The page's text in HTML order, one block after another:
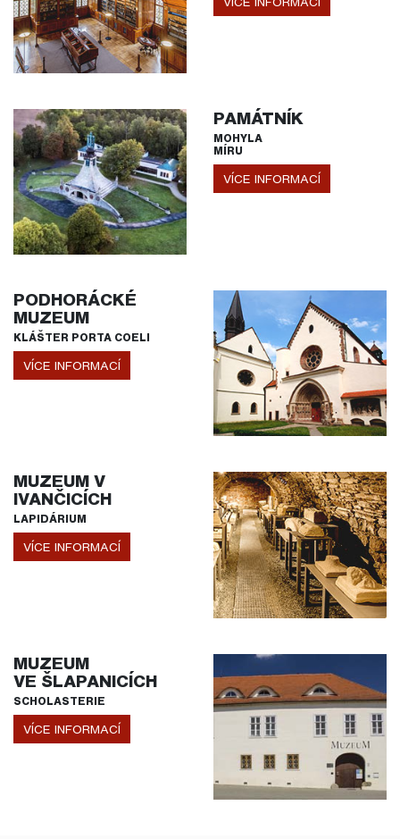
PAMÁTNÍK
MOHYLA
MÍRU
VÍCE INFORMACÍ
PODHORÁCKÉ
MUZEUM
KLÁŠTER PORTA COELI
VÍCE INFORMACÍ
MUZEUM V
IVANČICÍCH
LAPIDÁRIUM
VÍCE INFORMACÍ
MUZEUM
VE ŠLAPANICÍCH
SCHOLASTERIE
VÍCE INFORMACÍ